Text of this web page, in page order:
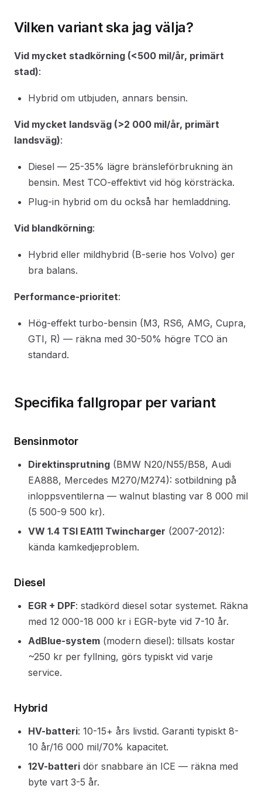
Vilken variant ska jag välja?
Vid mycket stadkörning (<500 mil/år, primärt
stad):
Hybrid om utbjuden, annars bensin.
Vid mycket landsväg (>2 000 mil/år, primärt
landsväg):
Diesel — 25-35% lägre bränsleförbrukning än
bensin. Mest TCO-effektivt vid hög körsträcka.
Plug-in hybrid om du också har hemladdning.
Vid blandkörning:
Hybrid eller mildhybrid (B-serie hos Volvo) ger
bra balans.
Performance-prioritet:
Hög-effekt turbo-bensin (M3, RS6, AMG, Cupra,
GTI, R) — räkna med 30-50% högre TCO än
standard.
Specifika fallgropar per variant
Bensinmotor
Direktinsprutning (BMW N20/N55/B58, Audi
EA888, Mercedes M270/M274): sotbildning på
inloppsventilerna — walnut blasting var 8 000 mil
(5 500-9 500 kr).
VW 1.4 TSI EA111 Twincharger (2007-2012):
kända kamkedjeproblem.
Diesel
EGR + DPF: stadkörd diesel sotar systemet. Räkna
med 12 000-18 000 kr i EGR-byte vid 7-10 år.
AdBlue-system (modern diesel): tillsats kostar
~250 kr per fyllning, görs typiskt vid varje
service.
Hybrid
HV-batteri: 10-15+ års livstid. Garanti typiskt 8-
10 år/16 000 mil/70% kapacitet.
12V-batteri dör snabbare än ICE — räkna med
byte vart 3-5 år.